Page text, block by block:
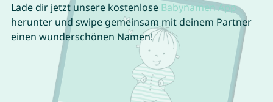
Lade dir jetzt unsere kostenlose Babynamen App
herunter und swipe gemeinsam mit deinem Partner
einen wunderschönen Namen!